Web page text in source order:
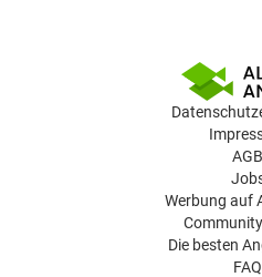
AGB
Werbung auf
Die besten
FAQ